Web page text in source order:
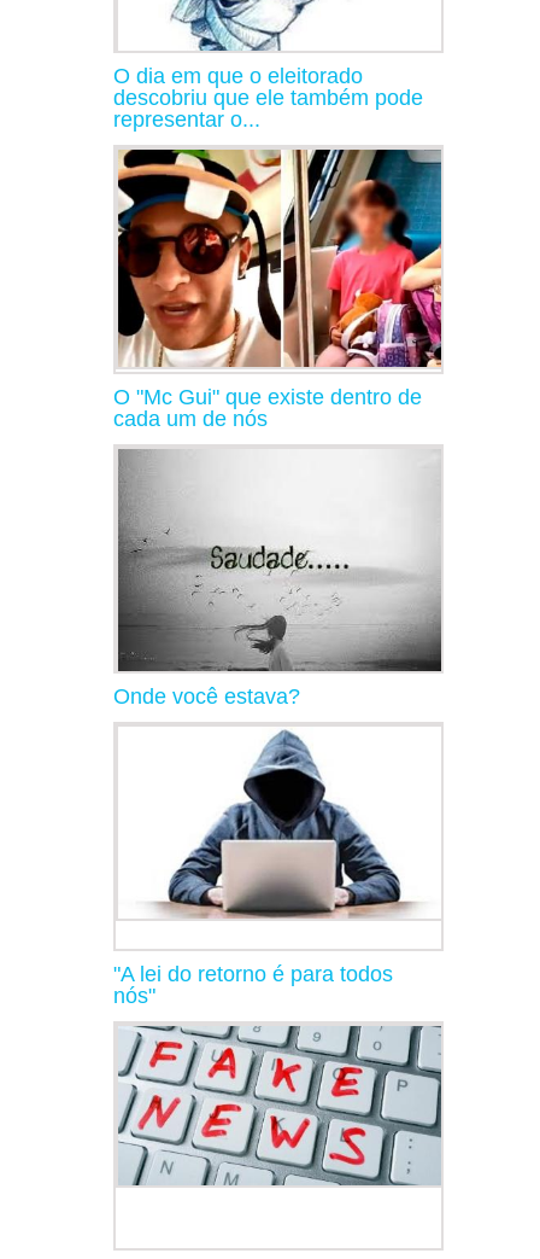
O dia em que o eleitorado
descobriu que ele também pode
representar o...
O "Mc Gui" que existe dentro de
cada um de nós
Onde você estava?
"A lei do retorno é para todos
nós"